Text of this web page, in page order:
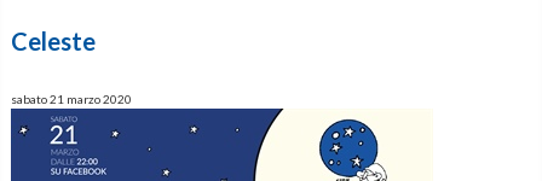
Celeste
sabato 21 marzo 2020